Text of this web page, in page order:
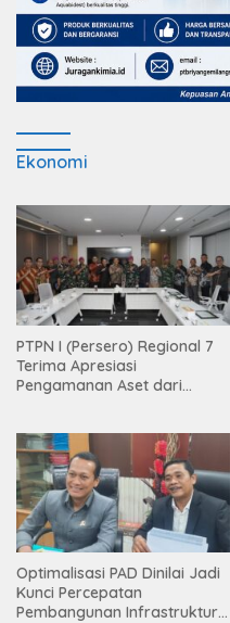
Ekonomi
PTPN I (Persero) Regional 7
Terima Apresiasi
Pengamanan Aset dari
Optimalisasi PAD Dinilai Jadi
Kunci Percepatan
Pembangunan Infrastruktur